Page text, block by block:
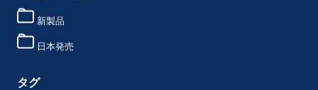
新製品
日本発売
タグ